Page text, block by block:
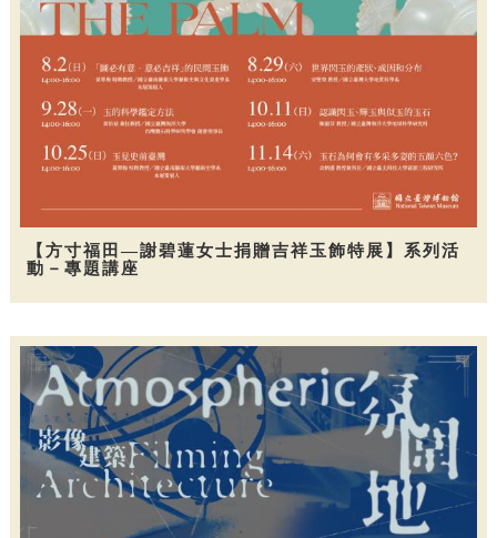
【方寸福田—謝碧蓮女士捐贈吉祥玉飾特展】系列活
動－專題講座